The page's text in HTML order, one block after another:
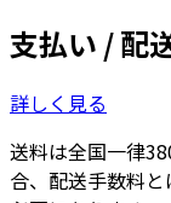
支払い / 配
詳しく見る
送料は全国一律
合、配送手数料